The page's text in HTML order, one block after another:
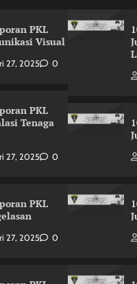
PKL
Visual
27, 2025 0
PKL
Tenaga
27, 2025 0
PKL
27, 2025 0